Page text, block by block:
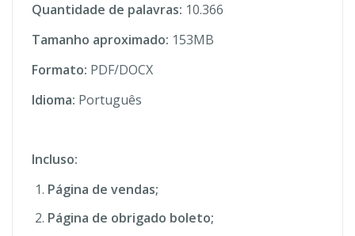
Quantidade de palavras: 10.366
Tamanho aproximado: 153MB
Formato: PDF/DOCX
Idioma: Português
Incluso:
Página de vendas;
Página de obrigado boleto;